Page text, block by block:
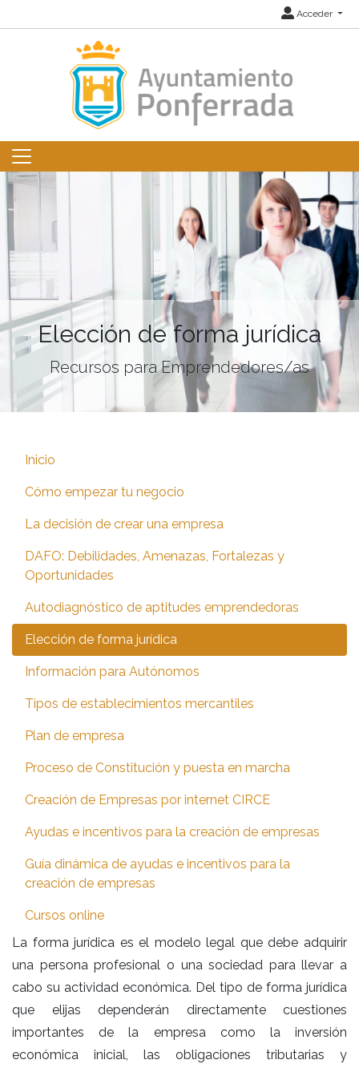
Acceder
Elección de forma jurídica
Recursos para Emprendedores/as
Inicio
Cómo empezar tu negocio
La decisión de crear una empresa
DAFO: Debilidades, Amenazas, Fortalezas y
Oportunidades
Autodiagnóstico de aptitudes emprendedoras
Elección de forma jurídica
Información para Autónomos
Tipos de establecimientos mercantiles
Plan de empresa
Proceso de Constitución y puesta en marcha
Creación de Empresas por internet CIRCE
Ayudas e incentivos para la creación de empresas
Guía dinámica de ayudas e incentivos para la
creación de empresas
Cursos online
La forma jurídica es el modelo legal que debe adquirir
una persona profesional o una sociedad para llevar a
cabo su actividad económica. Del tipo de forma jurídica
que elijas dependerán directamente cuestiones
importantes de la empresa como la inversión
económica inicial, las obligaciones tributarias y